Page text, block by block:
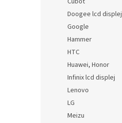
Doogee lcd displej
Google
Hammer
HTC
Huawei, Honor
Infinix lcd displej
Lenovo
LG
Meizu